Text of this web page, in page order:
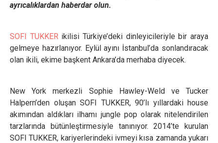
ayrıcalıklardan haberdar olun.
SOFI TUKKERikilisi Türkiye’deki dinleyicileriyle bir araya
gelmeye hazırlanıyor. Eylül ayını İstanbul’da sonlandıracak
olan ikili, ekime başkent Ankara’da merhaba diyecek.
New York merkezli Sophie Hawley-Weld ve Tucker
Halpern’den oluşan SOFI TUKKER, 90’lı yıllardaki house
akımından aldıkları ilhamı jungle pop olarak nitelendirilen
tarzlarında bütünleştirmesiyle tanınıyor. 2014’te kurulan
SOFI TUKKER, kariyerlerindeki ivmeyi kısa zamanda yukarı